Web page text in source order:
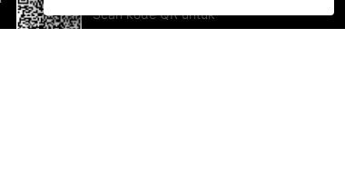
Scan kode QR untuk
mengunduh sekarang!